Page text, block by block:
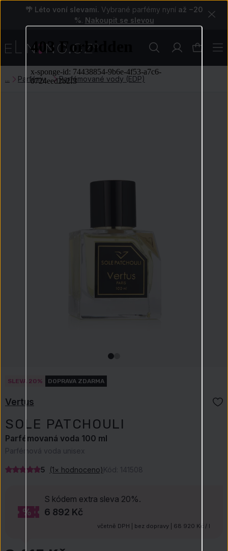
🌴 Léto voní slevami. Vybrané parfémy nyní až −20
%. Nakoupit se slevou
Parfémy Parfémované vody (EDP)
SLEVA 20% DOPRAVA ZDARMA
Vertus
SOLE PATCHOULI
Parfémovaná voda 100 ml
Parfémová voda unisex
5 (1× hodnoceno)Kód: 141508
S kódem extra sleva 20%.
6 892 Kč
včetně DPH | bez dopravy | 68 920 Kč / l